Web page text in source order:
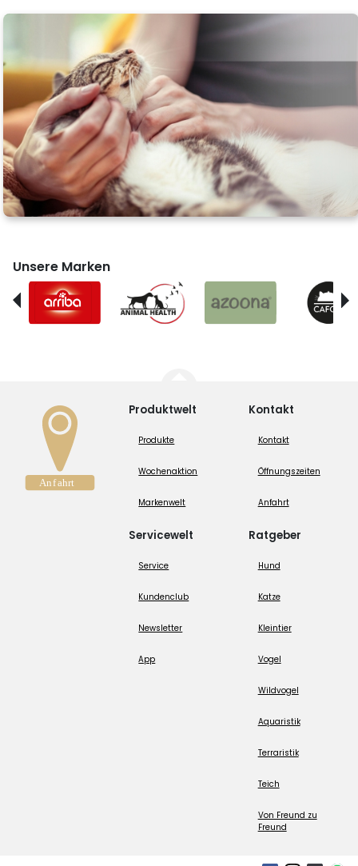
Unsere Marken
Produktwelt
Produkte
Wochenaktion
Markenwelt
Servicewelt
Service
Kundenclub
Newsletter
App
Kontakt
Kontakt
Öffnungszeiten
Anfahrt
Ratgeber
Hund
Katze
Kleintier
Vogel
Wildvogel
Aquaristik
Terraristik
Teich
Von Freund zu
Freund